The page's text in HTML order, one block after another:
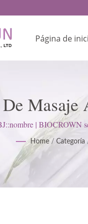
Página de
Masaje
De La| BIOCROWN
Home / Categoría